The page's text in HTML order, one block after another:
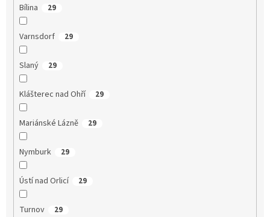
Bílina 29
Varnsdorf 29
Slaný 29
Klášterec nad Ohří 29
Mariánské Lázně 29
Nymburk 29
Ústí nad Orlicí 29
Turnov 29